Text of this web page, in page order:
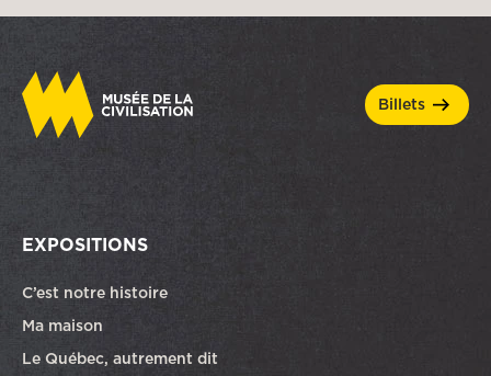
billets
EXPOSITIONS
C’est notre histoire
Ma maison
Le Québec, autrement dit